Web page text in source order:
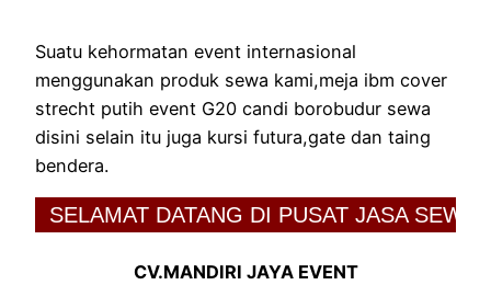
Suatu kehormatan event internasional
menggunakan produk sewa kami,meja ibm cover
strecht putih event G20 candi borobudur sewa
disini selain itu juga kursi futura,gate dan taing
bendera.
SELAMAT DATANG DI PUSAT JASA SEWA
CV.MANDIRI JAYA EVENT